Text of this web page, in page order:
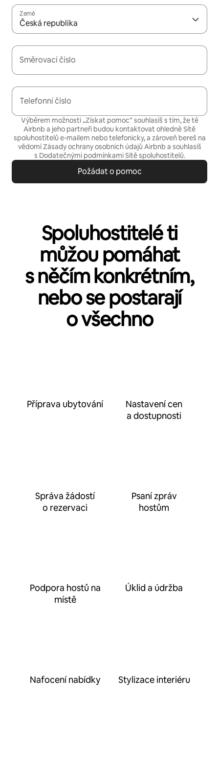
Země
Česká republika
Směrovací číslo
Telefonní číslo
Výběrem možnosti „Získat pomoc“ souhlasíš s tím, že tě
Airbnb a jeho partneři budou kontaktovat ohledně Sítě
spoluhostitelů e-mailem nebo telefonicky, a zároveň bereš na
vědomíZásady ochrany osobních údajů Airbnb a souhlasíš
s Dodatečnými podmínkami Sítě spoluhostitelů.
Požádat o pomoc
Spoluhostitelé ti
můžou pomáhat
s něčím konkrétním,
nebo se postarají
o všechno
Příprava ubytování
Nastavení cen
a dostupnosti
Správa žádostí
o rezervaci
Psaní zpráv
hostům
Podpora hostů na
místě
Úklid a údržba
Nafocení nabídky Stylizace interiéru